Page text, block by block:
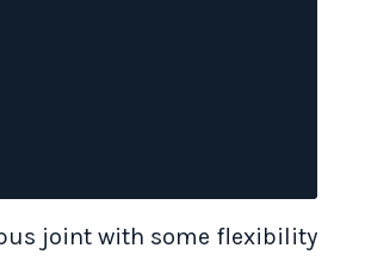
joint with some flexibility